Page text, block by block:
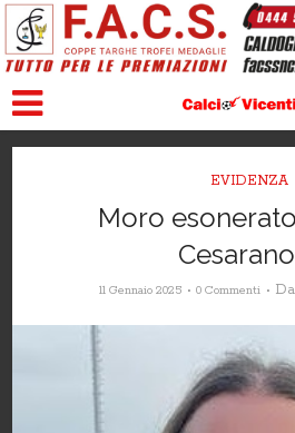
EVIDENZA
Moro
11 Gennaio 2025 0 Commenti Da